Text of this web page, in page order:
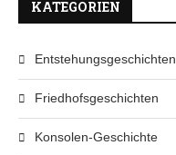
KATEGORIEN
Entstehungsgeschichten
Friedhofsgeschichten
Konsolen-Geschichte